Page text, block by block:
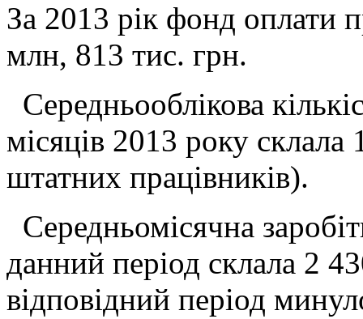
За 2013 рік фонд оплати
млн, 813 тис. грн.
Середньооблікова
місяців 2013 року склала
штатних працівників).
Середньомісячна
данний період склала 2
відповідний період